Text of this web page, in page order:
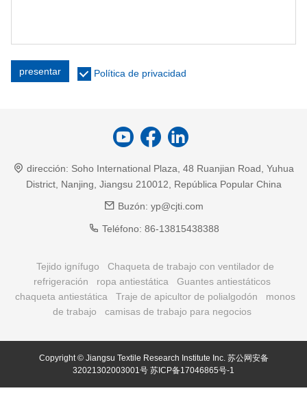
presentar Política de privacidad
dirección: Soho International Plaza, 48 Ruanjian Road, Yuhua
District, Nanjing, Jiangsu 210012, República Popular China
Buzón: yp@cjti.com
Teléfono: 86-13815438388
Tejido ignífugo
Chaqueta de trabajo con ventilador de
refrigeración
ropa antiestática
Guantes antiestáticos
chaqueta antiestática
Traje de apicultor de polialgodón
monos
de trabajo
camisas de trabajo para negocios
Copyright © Jiangsu Textile Research Institute Inc. 苏公网安备
32021302003001号 苏ICP备17046865号-1